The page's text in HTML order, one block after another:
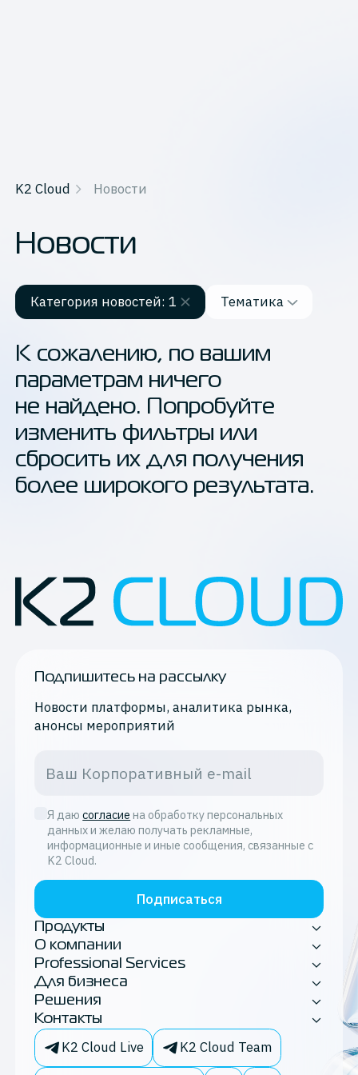
K2 Cloud Новости
Новости
Категория новостей: 1
Категория новостей Сбросить
Обновления К2 Облака
Мнения экспертов
О технологиях
Применить
Тематика
Тематика
docker
контейнеры
виртуализация
kubernetes
рейтинги
миграция
импортозамещение
хранение данных
1С
новости партнёрств
К сожалению, по вашим
параметрам ничего
не найдено. Попробуйте
изменить фильтры или
сбросить их для получения
более широкого результата.
Подпишитесь на рассылку
Новости платформы, аналитика рынка,
анонсы мероприятий
Я даю согласие на обработку персональных
данных и желаю получать рекламные,
информационные и иные сообщения, связанные с
K2 Cloud.
Подписаться
Продукты
О компании
Professional Services
Для бизнеса
Решения
Контакты
K2 Cloud Live K2 Cloud Team